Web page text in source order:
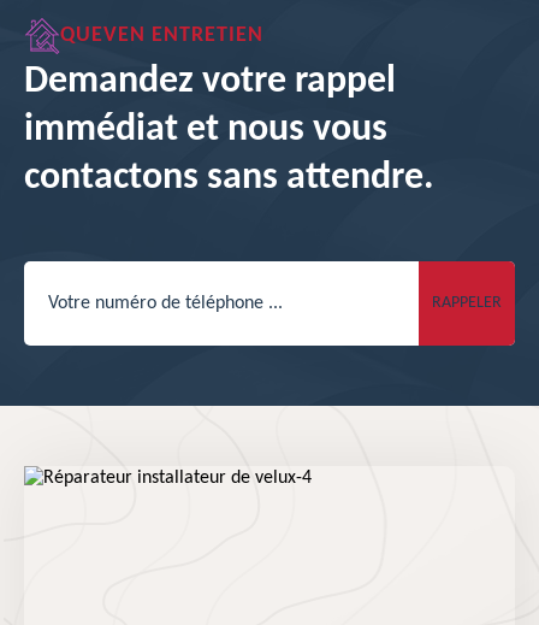
QUEVEN ENTRETIEN
Demandez votre rappel
immédiat et nous vous
contactons sans attendre.